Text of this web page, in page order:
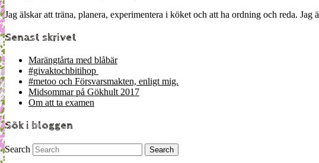
Jag älskar att träna, planera, experimentera i köket och att ha ordning och reda.
Senast skrivet
Marängtårta med blåbär
#givaktochbitihop
#metoo och Försvarsmakten, enligt mig.
Midsommar på Gökhult 2017
Om att ta examen
Sök i bloggen
Search